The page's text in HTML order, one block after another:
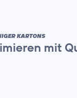
KARTONS
mit